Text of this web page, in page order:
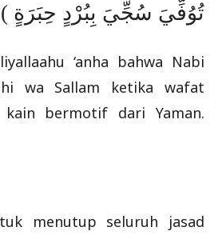
تُوُفِّيَ سُجِّيَ بِبُرْدٍ حِبَرَةٍ )
‘anha bahwa Nabi
wa Sallam ketika wafat
bermotif dari Yaman.
menutup seluruh jasad